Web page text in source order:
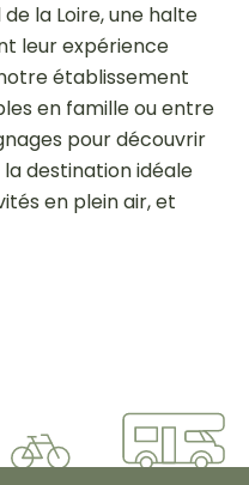
la Loire, une halte
leur expérience
établissement
en famille ou entre
pour découvrir
destination idéale
en plein air, et